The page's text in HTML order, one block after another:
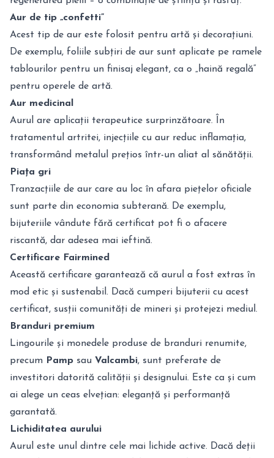
Aur de tip „confetti”
Acest tip de aur este folosit pentru artă și decorațiuni.
De exemplu, foliile subțiri de aur sunt aplicate pe ramele
tablourilor pentru un finisaj elegant, ca o „haină regală”
pentru operele de artă.
Aur medicinal
Aurul are aplicații terapeutice surprinzătoare. În
tratamentul artritei, injecțiile cu aur reduc inflamația,
transformând metalul prețios într-un aliat al sănătății.
Piața gri
Tranzacțiile de aur care au loc în afara piețelor oficiale
sunt parte din economia subterană. De exemplu,
bijuteriile vândute fără certificat pot fi o afacere
riscantă, dar adesea mai ieftină.
Certificare Fairmined
Această certificare garantează că aurul a fost extras în
mod etic și sustenabil. Dacă cumperi bijuterii cu acest
certificat, susții comunități de mineri și protejezi mediul.
Branduri premium
Lingourile și monedele produse de branduri renumite,
precum Pamp sau Valcambi, sunt preferate de
investitori datorită calității și designului. Este ca și cum
ai alege un ceas elvețian: eleganță și performanță
garantată.
Lichiditatea aurului
Aurul este unul dintre cele mai lichide active. Dacă deții